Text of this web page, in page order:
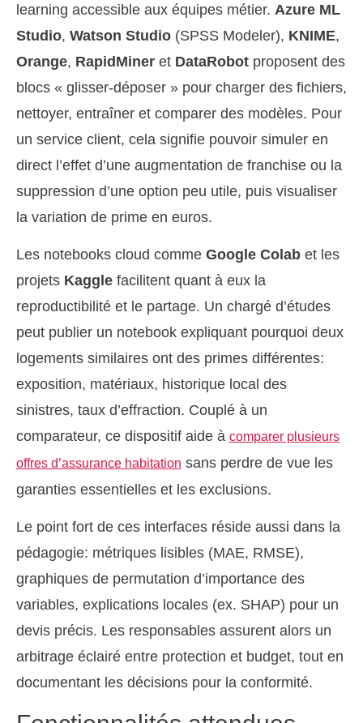
learning accessible aux équipes métier. Azure ML
Studio, Watson Studio (SPSS Modeler), KNIME,
Orange, RapidMiner et DataRobot proposent des
blocs « glisser-déposer » pour charger des fichiers,
nettoyer, entraîner et comparer des modèles. Pour
un service client, cela signifie pouvoir simuler en
direct l’effet d’une augmentation de franchise ou la
suppression d’une option peu utile, puis visualiser
la variation de prime en euros.
Les notebooks cloud comme Google Colab et les
projets Kaggle facilitent quant à eux la
reproductibilité et le partage. Un chargé d’études
peut publier un notebook expliquant pourquoi deux
logements similaires ont des primes différentes:
exposition, matériaux, historique local des
sinistres, taux d’effraction. Couplé à un
comparateur, ce dispositif aide à comparer plusieurs
offres d’assurance habitation sans perdre de vue les
garanties essentielles et les exclusions.
Le point fort de ces interfaces réside aussi dans la
pédagogie: métriques lisibles (MAE, RMSE),
graphiques de permutation d’importance des
variables, explications locales (ex. SHAP) pour un
devis précis. Les responsables assurent alors un
arbitrage éclairé entre protection et budget, tout en
documentant les décisions pour la conformité.